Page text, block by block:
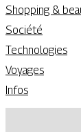
Shopping &
Société
Technologies
Voyages
Infos